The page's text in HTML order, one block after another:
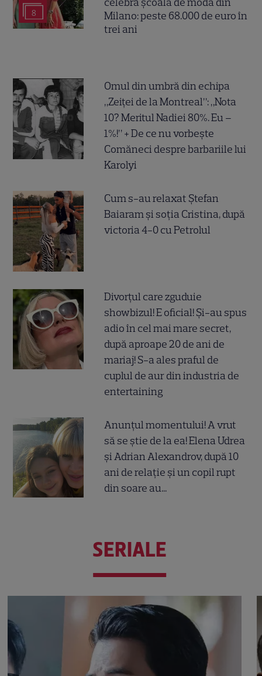
8
Milano: peste 68.000 de euro în
trei ani
Omul din umbră din echipa
„Zeiței de la Montreal”: „Nota
10? Meritul Nadiei 80%. Eu –
1%!” + De ce nu vorbește
Comăneci despre barbariile lui
Karolyi
Cum s-au relaxat Ștefan
Baiaram și soția Cristina, după
victoria 4-0 cu Petrolul
Divorțul care zguduie
showbizul! E oficial! Și-au spus
adio în cel mai mare secret,
după aproape 20 de ani de
mariaj! S-a ales praful de
cuplul de aur din industria de
entertaining
Anunțul momentului! A vrut
să se știe de la ea! Elena Udrea
și Adrian Alexandrov, după 10
ani de relație și un copil rupt
din soare au...
SERIALE